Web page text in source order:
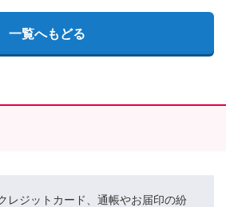
一覧へもどる
レジットカード、通帳やお届印の紛